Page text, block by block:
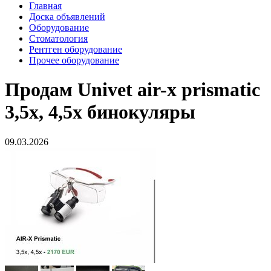
Главная
Доска объявлений
Оборудование
Стоматология
Рентген оборудование
Прочее оборудование
Продам Univet air-x prismatic
3,5x, 4,5x бинокуляры
09.03.2026